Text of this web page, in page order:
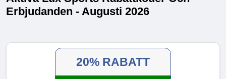
Erbjudanden - Augusti 2026
20% RABATT